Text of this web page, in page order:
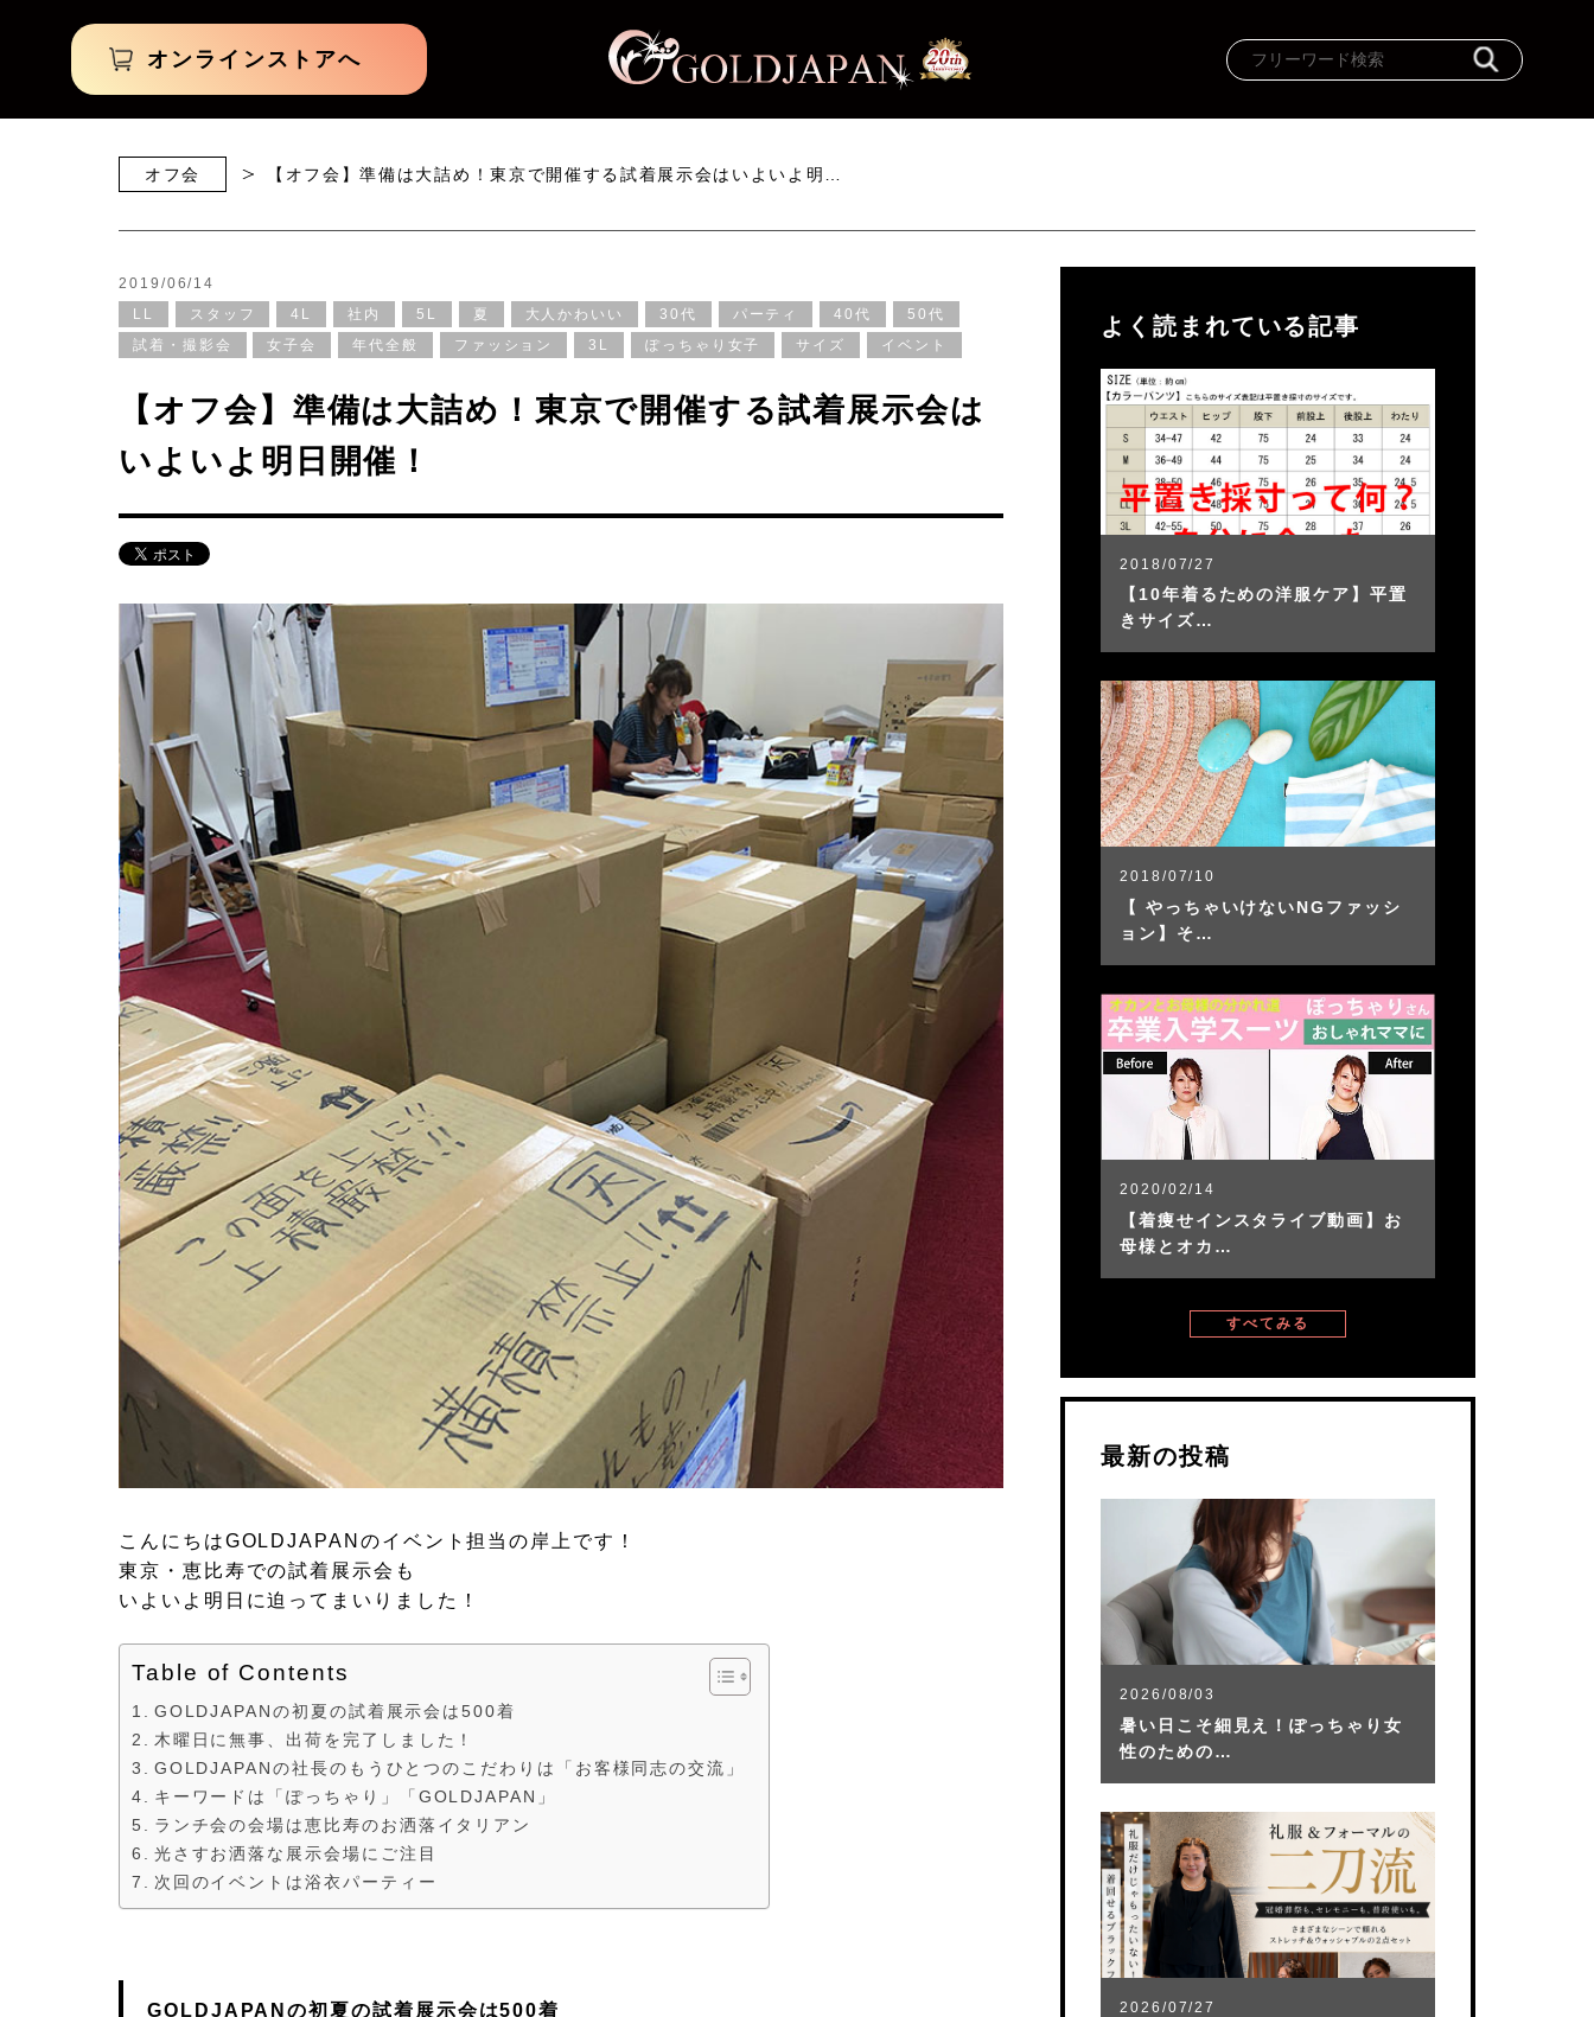
オンラインストアへ
オフ会 【オフ会】準備は大詰め！東京で開催する試着展示会はいよいよ明…
2019/06/14
LL
スタッフ 4L 社内 5L 夏 大人かわいい 30代 パーティ 40代
50代
試着・撮影会
女子会 年代全般 ファッション 3L ぽっちゃり女子 サイズ イベント
【オフ会】準備は大詰め！東京で開催する試着展示会は
いよいよ明日開催！
こんにちはGOLDJAPANのイベント担当の岸上です！
東京・恵比寿での試着展示会も
いよいよ明日に迫ってまいりました！
Table of Contents
GOLDJAPANの初夏の試着展示会は500着
木曜日に無事、出荷を完了しました！
GOLDJAPANの社長のもうひとつのこだわりは「お客様同志の交流」
キーワードは「ぽっちゃり」「GOLDJAPAN」
ランチ会の会場は恵比寿のお洒落イタリアン
光さすお洒落な展示会場にご注目
次回のイベントは浴衣パーティー
GOLDJAPANの初夏の試着展示会は500着
よく読まれている記事
2018/07/27
【10年着るための洋服ケア】平置
きサイズ…
2018/07/10
【 やっちゃいけないNGファッシ
ョン】そ…
2020/02/14
【着痩せインスタライブ動画】お
母様とオカ…
すべてみる
最新の投稿
2026/08/03
暑い日こそ細見え！ぽっちゃり女
性のための…
2026/07/27